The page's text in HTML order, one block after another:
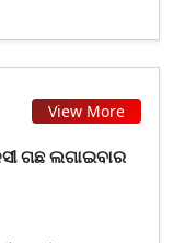
View More
ଗଛ ଲଗାଇବାର